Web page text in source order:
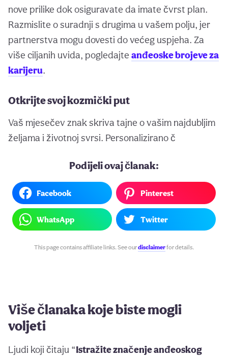
nove prilike dok osiguravate da imate čvrst plan.
Razmislite o suradnji s drugima u vašem polju, jer
partnerstva mogu dovesti do većeg uspjeha. Za
više ciljanih uvida, pogledajte anđeoske brojeve za
karijeru.
Otkrijte svoj kozmički put
Vaš mjesečev znak skriva tajne o vašim najdubljim
željama i životnoj svrsi. Personalizirano č
Podijeli ovaj članak:
Facebook Pinterest
WhatsApp Twitter
This page contains affiliate links. See ourdisclaimerfor details.
Više članaka koje biste mogli
voljeti
Ljudi koji čitaju “Istražite značenje anđeoskog